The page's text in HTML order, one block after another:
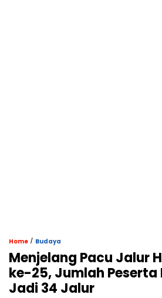
Home / Budaya
Menjelang Pacu Jalur
ke-25, Jumlah
Jadi 34 Jalur